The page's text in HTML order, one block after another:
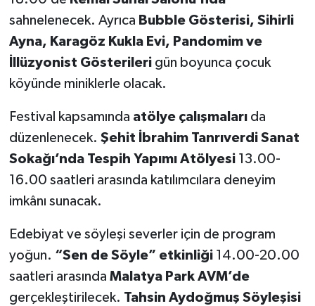
sahnelenecek. Ayrıca Bubble Gösterisi, Sihirli
Ayna, Karagöz Kukla Evi, Pandomim ve
İllüzyonist Gösterilerigün boyunca çocuk
köyünde miniklerle olacak.
Festival kapsamında atölye çalışmalarıda
düzenlenecek. Şehit İbrahim Tanrıverdi Sanat
Sokağı’nda Tespih Yapımı Atölyesi13.00-
16.00 saatleri arasında katılımcılara deneyim
imkânı sunacak.
Edebiyat ve söyleşi severler için de program
yoğun. “Sen de Söyle” etkinliği14.00-20.00
saatleri arasında Malatya Park AVM’de
gerçekleştirilecek. Tahsin Aydoğmuş Söyleşisi